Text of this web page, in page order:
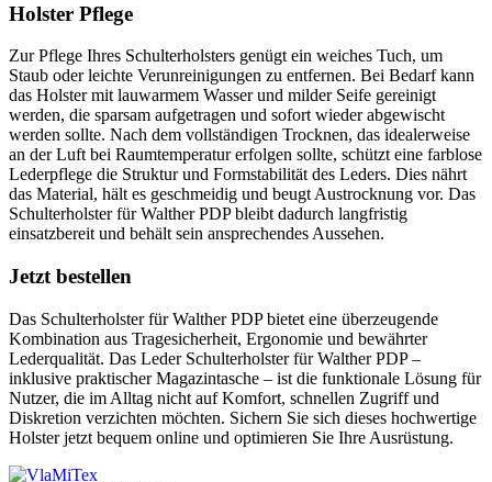
Holster Pflege
Zur Pflege Ihres Schulterholsters genügt ein weiches Tuch, um
Staub oder leichte Verunreinigungen zu entfernen. Bei Bedarf kann
das Holster mit lauwarmem Wasser und milder Seife gereinigt
werden, die sparsam aufgetragen und sofort wieder abgewischt
werden sollte. Nach dem vollständigen Trocknen, das idealerweise
an der Luft bei Raumtemperatur erfolgen sollte, schützt eine farblose
Lederpflege die Struktur und Formstabilität des Leders. Dies nährt
das Material, hält es geschmeidig und beugt Austrocknung vor. Das
Schulterholster für Walther PDP bleibt dadurch langfristig
einsatzbereit und behält sein ansprechendes Aussehen.
Jetzt bestellen
Das Schulterholster für Walther PDP bietet eine überzeugende
Kombination aus Tragesicherheit, Ergonomie und bewährter
Lederqualität. Das Leder Schulterholster für Walther PDP –
inklusive praktischer Magazintasche – ist die funktionale Lösung für
Nutzer, die im Alltag nicht auf Komfort, schnellen Zugriff und
Diskretion verzichten möchten. Sichern Sie sich dieses hochwertige
Holster jetzt bequem online und optimieren Sie Ihre Ausrüstung.